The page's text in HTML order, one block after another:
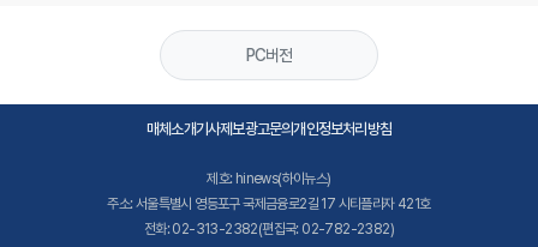
PC버전
매체소개기사제보광고문의개인정보처리방침
제호: hinews(하이뉴스)
주소: 서울특별시 영등포구 국제금융로2길 17 시티플라자 421호
전화: 02-313-2382(편집국: 02-782-2382)